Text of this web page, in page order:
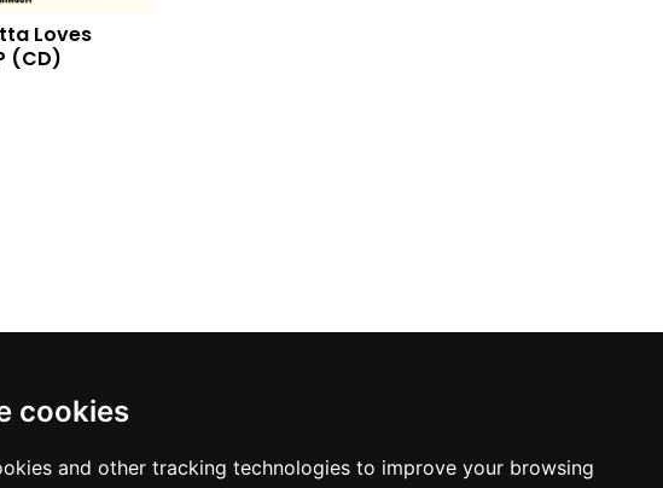
cookies
and other tracking technologies to improve your browsing
Loves
(CD)